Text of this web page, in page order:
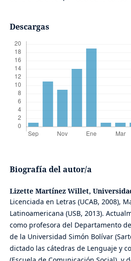
Descargas
Biografía del autor/a
Lizette Martínez Willet,
Licenciada en Letras (UCAB, 2008),
Latinoamericana (USB, 2013).
como profesora del Departamento
de la Universidad Simón Bolívar
dictado las cátedras de Lenguaje y